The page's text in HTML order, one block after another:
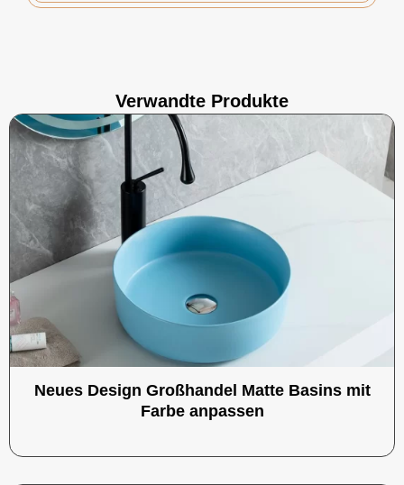
Verwandte Produkte
Neues Design Großhandel Matte Basins mit
Farbe anpassen